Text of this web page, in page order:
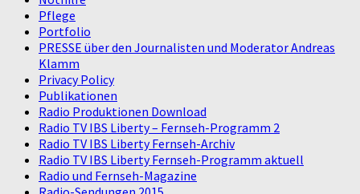
Pflege
Portfolio
PRESSE über den Journalisten und Moderator Andreas
Klamm
Privacy Policy
Publikationen
Radio Produktionen Download
Radio TV IBS Liberty – Fernseh-Programm 2
Radio TV IBS Liberty Fernseh-Archiv
Radio TV IBS Liberty Fernseh-Programm aktuell
Radio und Fernseh-Magazine